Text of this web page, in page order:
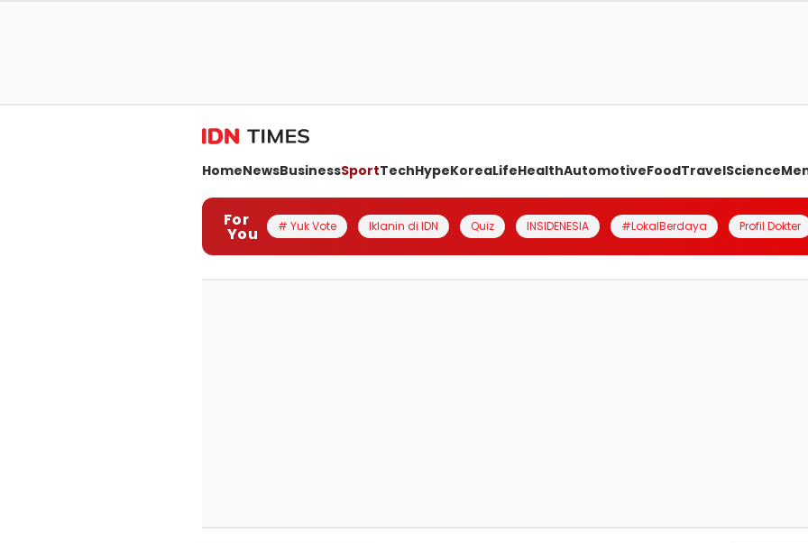
HomeNewsBusinessSportTechHypeKoreaLifeHealthAutomotiveFoodTravelScience
For
You # Yuk Vote Iklanin di IDN Quiz INSIDENESIA #LokalBerdaya Profil Dokter